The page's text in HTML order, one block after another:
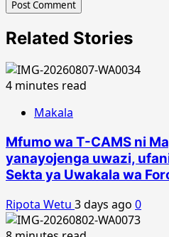
Related Stories
4 minutes read
Makala
Mfumo wa T-CAMS ni
yanayojenga uwazi,
Sekta ya Uwakala wa
Ripota Wetu 3 days ago 0